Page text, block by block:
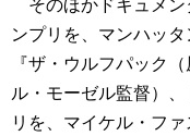
ンプリを、マンハッ
『ザ・ウルフパック
ル・モーゼル監督）
リを、マイケル・フ